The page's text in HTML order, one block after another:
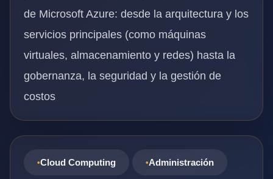
de Microsoft Azure: desde la arquitectura y los
servicios principales (como máquinas
virtuales, almacenamiento y redes) hasta la
gobernanza, la seguridad y la gestión de
costos
Cloud Computing Administración